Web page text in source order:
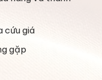
cứu giá
gặp